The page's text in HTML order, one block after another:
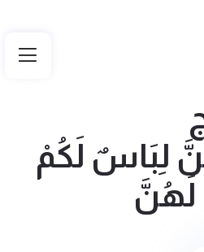
لِبَاسٌ لَكُمْ
لَهُنَّ